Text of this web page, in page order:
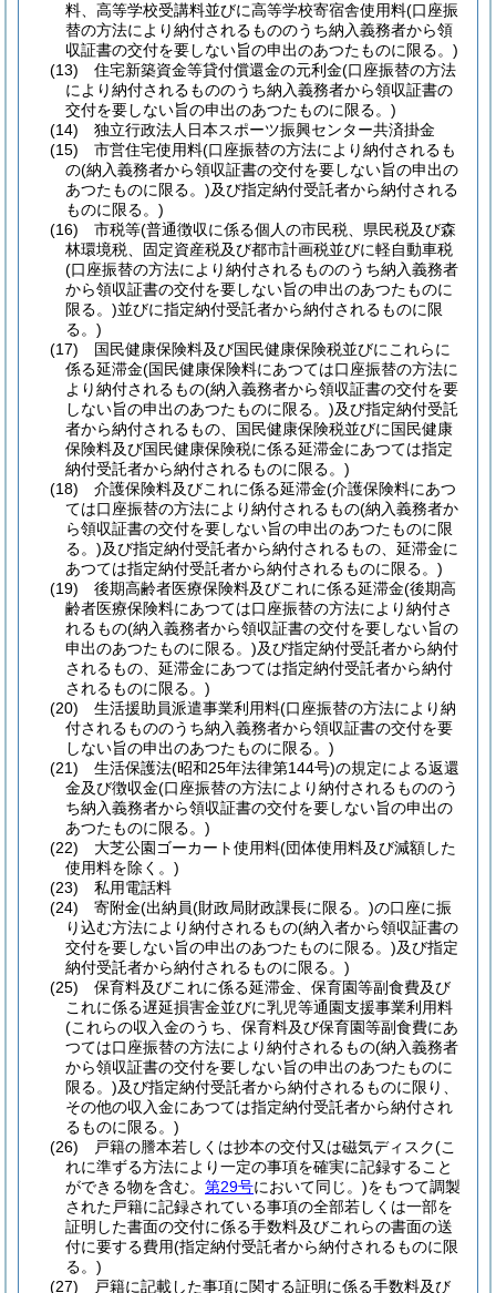
料、高等学校受講料並びに高等学校寄宿舎使用料(口座振
替の方法により納付されるもののうち納入義務者から領
収証書の交付を要しない旨の申出のあつたものに限る。)
(13)
住宅新築資金等貸付償還金の元利金(口座振替の方法
により納付されるもののうち納入義務者から領収証書の
交付を要しない旨の申出のあつたものに限る。)
(14)
独立行政法人日本スポーツ振興センター共済掛金
(15)
市営住宅使用料(口座振替の方法により納付されるも
の(納入義務者から領収証書の交付を要しない旨の申出の
あつたものに限る。)及び指定納付受託者から納付される
ものに限る。)
(16)
市税等(普通徴収に係る個人の市民税、県民税及び森
林環境税、固定資産税及び都市計画税並びに軽自動車税
(口座振替の方法により納付されるもののうち納入義務者
から領収証書の交付を要しない旨の申出のあつたものに
限る。)並びに指定納付受託者から納付されるものに限
る。)
(17)
国民健康保険料及び国民健康保険税並びにこれらに
係る延滞金(国民健康保険料にあつては口座振替の方法に
より納付されるもの(納入義務者から領収証書の交付を要
しない旨の申出のあつたものに限る。)及び指定納付受託
者から納付されるもの、国民健康保険税並びに国民健康
保険料及び国民健康保険税に係る延滞金にあつては指定
納付受託者から納付されるものに限る。)
(18)
介護保険料及びこれに係る延滞金(介護保険料にあつ
ては口座振替の方法により納付されるもの(納入義務者か
ら領収証書の交付を要しない旨の申出のあつたものに限
る。)及び指定納付受託者から納付されるもの、延滞金に
あつては指定納付受託者から納付されるものに限る。)
(19)
後期高齢者医療保険料及びこれに係る延滞金(後期高
齢者医療保険料にあつては口座振替の方法により納付さ
れるもの(納入義務者から領収証書の交付を要しない旨の
申出のあつたものに限る。)及び指定納付受託者から納付
されるもの、延滞金にあつては指定納付受託者から納付
されるものに限る。)
(20)
生活援助員派遣事業利用料(口座振替の方法により納
付されるもののうち納入義務者から領収証書の交付を要
しない旨の申出のあつたものに限る。)
(21)
生活保護法(昭和25年法律第144号)の規定による返還
金及び徴収金(口座振替の方法により納付されるもののう
ち納入義務者から領収証書の交付を要しない旨の申出の
あつたものに限る。)
(22)
大芝公園ゴーカート使用料(団体使用料及び減額した
使用料を除く。)
(23)
私用電話料
(24)
寄附金(出納員(財政局財政課長に限る。)の口座に振
り込む方法により納付されるもの(納入者から領収証書の
交付を要しない旨の申出のあつたものに限る。)及び指定
納付受託者から納付されるものに限る。)
(25)
保育料及びこれに係る延滞金、保育園等副食費及び
これに係る遅延損害金並びに乳児等通園支援事業利用料
(これらの収入金のうち、保育料及び保育園等副食費にあ
つては口座振替の方法により納付されるもの(納入義務者
から領収証書の交付を要しない旨の申出のあつたものに
限る。)及び指定納付受託者から納付されるものに限り、
その他の収入金にあつては指定納付受託者から納付され
るものに限る。)
(26)
戸籍の謄本若しくは抄本の交付又は磁気ディスク(こ
れに準ずる方法により一定の事項を確実に記録すること
ができる物を含む。 第29号において同じ。)をもつて調製
された戸籍に記録されている事項の全部若しくは一部を
証明した書面の交付に係る手数料及びこれらの書面の送
付に要する費用(指定納付受託者から納付されるものに限
る。)
(27)
戸籍に記載した事項に関する証明に係る手数料及び